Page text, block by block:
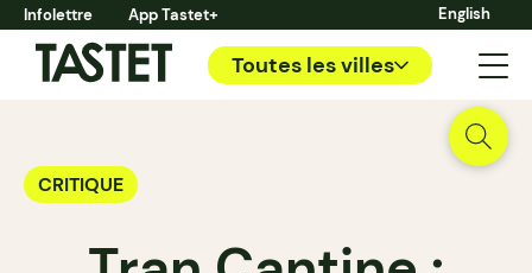
Infolettre App Tastet+ English
Toutes les villes
CRITIQUE